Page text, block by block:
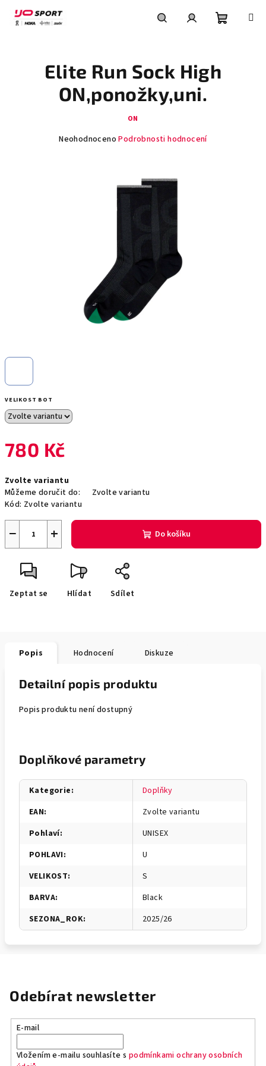
obsah
košík
VELIKOST BOT
780 Kč
cena:
Zvolte variantu
Můžeme doručit do:
Zvolte variantu
Kód: Zvolte variantu
+
− Do košíku
Zeptat se Hlídat Sdílet
Elite Run Sock High
ON,ponožky,uni.
ON
Průměrné
Neohodnoceno Podrobnosti hodnocení
Popis Hodnocení Diskuze
Detailní popis produktu
Popis produktu není dostupný
Doplňkové parametry
Kategorie:
Doplňky
EAN:
Zvolte variantu
Pohlaví:
UNISEX
POHLAVI:
U
VELIKOST:
S
BARVA:
Black
SEZONA_ROK: 2025/26
Odebírat newsletter
E-mail
Vložením e-mailu souhlasíte s podmínkami ochrany osobních